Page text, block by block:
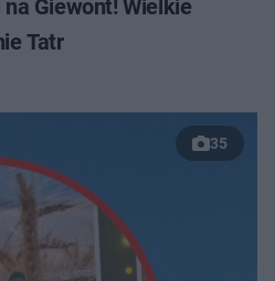
Giewont! Wielkie
Tatr
35